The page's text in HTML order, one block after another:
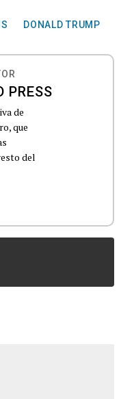
DONALD TRUMP
PRESS
de
que
del